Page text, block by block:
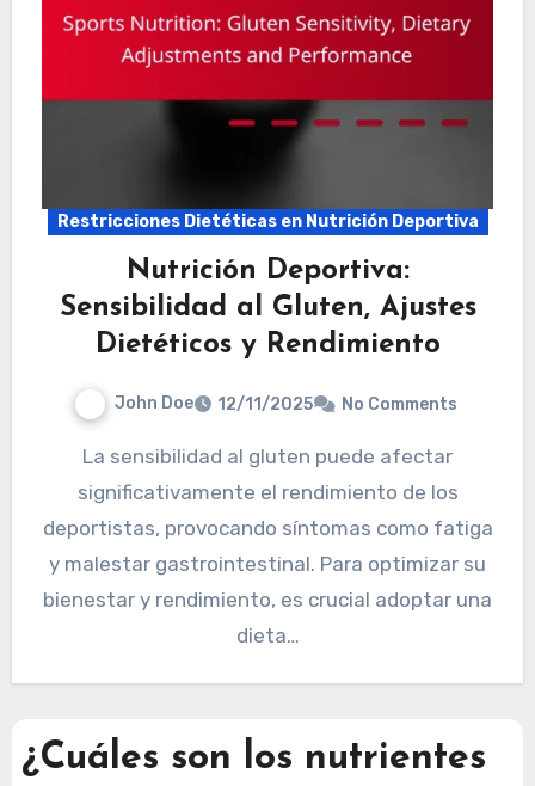
Restricciones Dietéticas en Nutrición Deportiva
Nutrición Deportiva:
Sensibilidad al Gluten, Ajustes
Dietéticos y Rendimiento
John Doe 12/11/2025 No Comments
La sensibilidad al gluten puede afectar
significativamente el rendimiento de los
deportistas, provocando síntomas como fatiga
y malestar gastrointestinal. Para optimizar su
bienestar y rendimiento, es crucial adoptar una
dieta…
¿Cuáles son los nutrientes